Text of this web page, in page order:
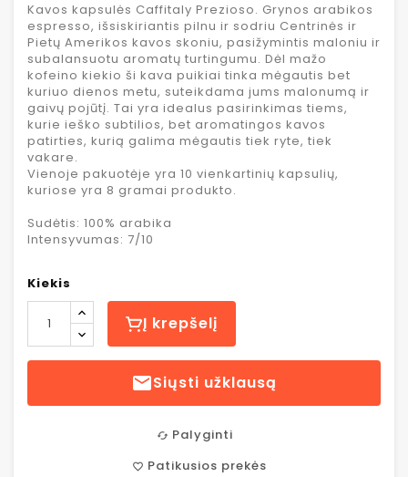
Kavos kapsulės Caffitaly Prezioso. Grynos arabikos
espresso, išsiskiriantis pilnu ir sodriu Centrinės ir
Pietų Amerikos kavos skoniu, pasižymintis maloniu ir
subalansuotu aromatų turtingumu. Dėl mažo
kofeino kiekio ši kava puikiai tinka mėgautis bet
kuriuo dienos metu, suteikdama jums malonumą ir
gaivų pojūtį. Tai yra idealus pasirinkimas tiems,
kurie ieško subtilios, bet aromatingos kavos
patirties, kurią galima mėgautis tiek ryte, tiek
vakare.
Vienoje pakuotėje yra 10 vienkartinių kapsulių,
kuriose yra 8 gramai produkto.
Sudėtis: 100% arabika
Intensyvumas: 7/10
Kiekis
Į krepšelį
Siųsti užklausą
cached Palyginti
favorite_border Patikusios prekės